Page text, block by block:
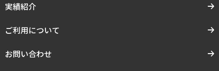
実績紹介
ご利用について
お問い合わせ